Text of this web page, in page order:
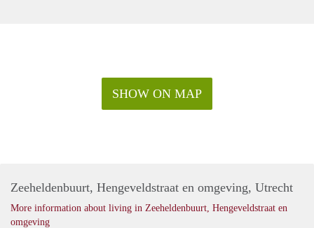
SHOW ON MAP
Zeeheldenbuurt, Hengeveldstraat en omgeving, Utrecht
More information about living in Zeeheldenbuurt, Hengeveldstraat en
omgeving